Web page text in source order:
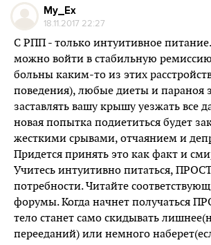
My_Ex
18.11.2017 22:27
С РПП - только интуитивное
можно войти в стабильную
больны каким-то из этих
поведения), любые диеты и параноя
заставлять вашу крышу уезжать все
новая попытка подиетиться будет
жесткими срывами, отчаянием и
Придется принять это как факт и
Учитесь интуитивно питаться,
потребности. Читайте
форумы. Когда начнет получаться
тело станет само скидывать
перееданий) или немного